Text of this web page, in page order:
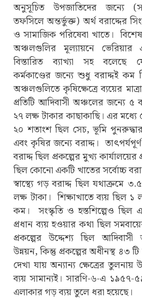
অনুসূচিত উপজাতিদের জন্যে
তফসিলে অন্তর্ভুক্ত) অর্থ বরাদ্দের
ও সামাজিক পরিষেবা খাতে।
অঞ্চলগুলির মূল্যায়নে ভেরিয়ার
বিস্তারিত ব্যাখ্যা সহ বলেছে
কর্মকাণ্ডের জন্যে শুধু বরাদ্দই কম
অঞ্চলগুলিতে কৃষিক্ষেত্রে ব্যয়ের
প্রতিটি আদিবাসী অঞ্চলের জন্যে ৫
২৭ লক্ষ টাকার কাছাকাছি। এর মধ্যে
২০ শতাংশ ছিল সেচ, ভূমি
এবং কৃষির জন্যে বরাদ্দ।
বরাদ্দ ছিল প্রকল্পের মুখ্য কার্যালয়ের
ছিল কোনো একটি খাতের সর্বোচ্চ
স্বাস্থ্যে গড় বরাদ্দ ছিল যথাক্রমে
লক্ষ টাকা। শিক্ষাখাতে ব্যয় ছিল ১
কম। সংস্কৃতি ও হস্তশিল্পেও
প্রধান ব্যয় হওয়ার কথা ছিল
প্রকল্পের উদ্দেশ্য ছিল
উন্নয়ন, কিন্তু প্রকল্পের অধীনস্থ ৪৩
দেখা যায় অন্যান্য ক্ষেত্রের
ব্যয় সামান্যই। সারণি-৬-এ ১৯৫৭-
এলাকার গড় ব্যয় তুলে ধরা হয়েছে।